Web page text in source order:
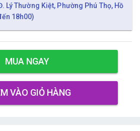
Lý Thường Kiệt, Phường Phú Thọ, Hồ
18h00)
MUA NGAY
VÀO GIỎ HÀNG